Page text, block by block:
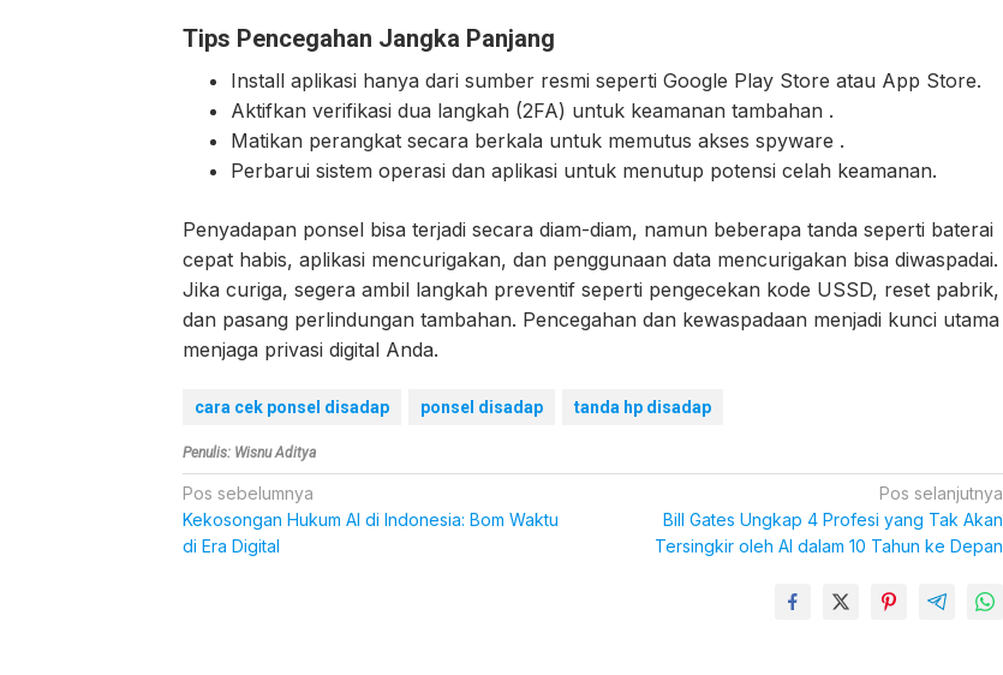
Tips Pencegahan Jangka Panjang
Install aplikasi hanya dari sumber resmi seperti Google Play Store atau App Store.
Aktifkan verifikasi dua langkah (2FA) untuk keamanan tambahan .
Matikan perangkat secara berkala untuk memutus akses spyware .
Perbarui sistem operasi dan aplikasi untuk menutup potensi celah keamanan.
Penyadapan ponsel bisa terjadi secara diam-diam, namun beberapa tanda seperti baterai
cepat habis, aplikasi mencurigakan, dan penggunaan data mencurigakan bisa diwaspadai.
Jika curiga, segera ambil langkah preventif seperti pengecekan kode USSD, reset pabrik,
dan pasang perlindungan tambahan. Pencegahan dan kewaspadaan menjadi kunci utama
menjaga privasi digital Anda.
cara cek ponsel disadap ponsel disadap tanda hp disadap
Penulis: Wisnu Aditya
Navigasi
pos
Pos sebelumnya
Kekosongan Hukum AI di Indonesia: Bom Waktu
di Era Digital
Pos selanjutnya
Bill Gates Ungkap 4 Profesi yang Tak Akan
Tersingkir oleh AI dalam 10 Tahun ke Depan